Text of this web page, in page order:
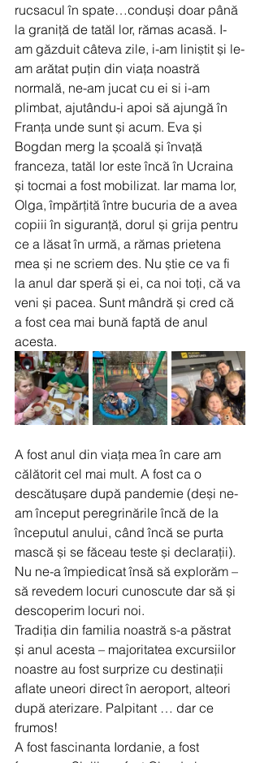
rucsacul în spate…conduși doar până
la graniță de tatăl lor, rămas acasă. I-
am găzduit câteva zile, i-am liniștit și le-
am arătat puțin din viața noastră
normală, ne-am jucat cu ei si i-am
plimbat, ajutându-i apoi să ajungă în
Franța unde sunt și acum. Eva și
Bogdan merg la școală și învață
franceza, tatăl lor este încă în Ucraina
și tocmai a fost mobilizat. Iar mama lor,
Olga, împărțită între bucuria de a avea
copiii în siguranță, dorul și grija pentru
ce a lăsat în urmă, a rămas prietena
mea și ne scriem des. Nu știe ce va fi
la anul dar speră și ei, ca noi toți, că va
veni și pacea. Sunt mândră și cred că
a fost cea mai bună faptă de anul
acesta.
A fost anul din viața mea în care am
călătorit cel mai mult. A fost ca o
descătușare după pandemie (deși ne-
am început peregrinările încă de la
începutul anului, când încă se purta
mască și se făceau teste și declarații).
Nu ne-a împiedicat însă să explorăm –
să revedem locuri cunoscute dar să și
descoperim locuri noi.
Tradiția din familia noastră s-a păstrat
și anul acesta – majoritatea excursiilor
noastre au fost surprize cu destinații
aflate uneori direct în aeroport, alteori
după aterizare. Palpitant … dar ce
frumos!
A fost fascinanta Iordanie, a fost